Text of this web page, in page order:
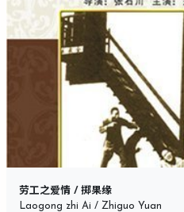
劳工之爱情 / 掷果缘
Laogong zhi Ai / Zhiguo Yuan